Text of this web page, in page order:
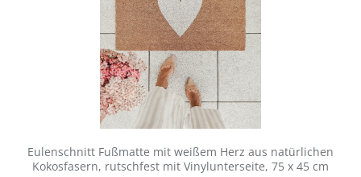
Eulenschnitt Fußmatte mit weißem Herz aus natürlichen
Kokosfasern, rutschfest mit Vinylunterseite, 75 x 45 cm